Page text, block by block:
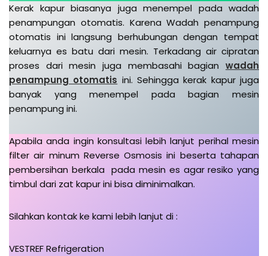
Kerak kapur biasanya juga menempel pada wadah
penampungan otomatis. Karena Wadah penampung
otomatis ini langsung berhubungan dengan tempat
keluarnya es batu dari mesin. Terkadang air cipratan
proses dari mesin juga membasahi bagian wadah
penampung otomatis ini. Sehingga kerak kapur juga
banyak yang menempel pada bagian mesin
penampung ini.
Apabila anda ingin konsultasi lebih lanjut perihal mesin
filter air minum Reverse Osmosis ini beserta tahapan
pembersihan berkala pada mesin es agar resiko yang
timbul dari zat kapur ini bisa diminimalkan.
Silahkan kontak ke kami lebih lanjut di :
VESTREF Refrigeration